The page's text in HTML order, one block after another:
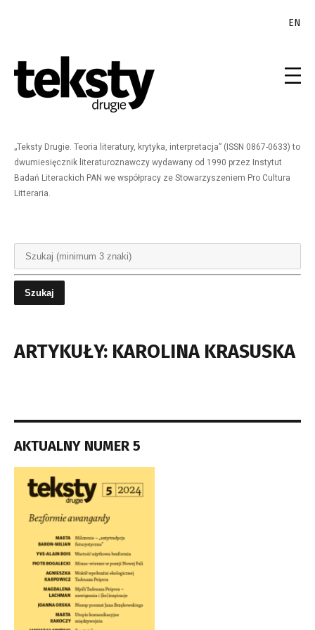
EN
„Teksty Drugie. Teoria literatury, krytyka, interpretacja” (ISSN 0867-0633) to
dwumiesięcznik literaturoznawczy wydawany od 1990 przez Instytut
Badań Literackich PAN we współpracy ze Stowarzyszeniem Pro Cultura
Litteraria.
ARTYKUŁY: KAROLINA KRASUSKA
AKTUALNY NUMER 5